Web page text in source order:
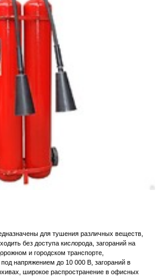
для тушения различных веществ,
без доступа кислорода, загораний на
и городском транспорте,
напряжением до 10 000 В, загораний в
широкое распространение в офисных